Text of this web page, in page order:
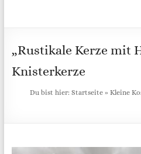
„Rustikale Kerze mit
Knisterkerze
Du bist hier:Startseite »Kleine